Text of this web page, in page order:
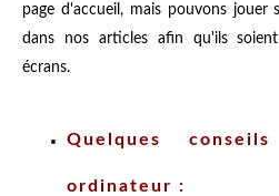
page d'accueil, mais pouvons jouer
dans nos articles afin qu'ils
écrans.
Quelques
ordinateur :